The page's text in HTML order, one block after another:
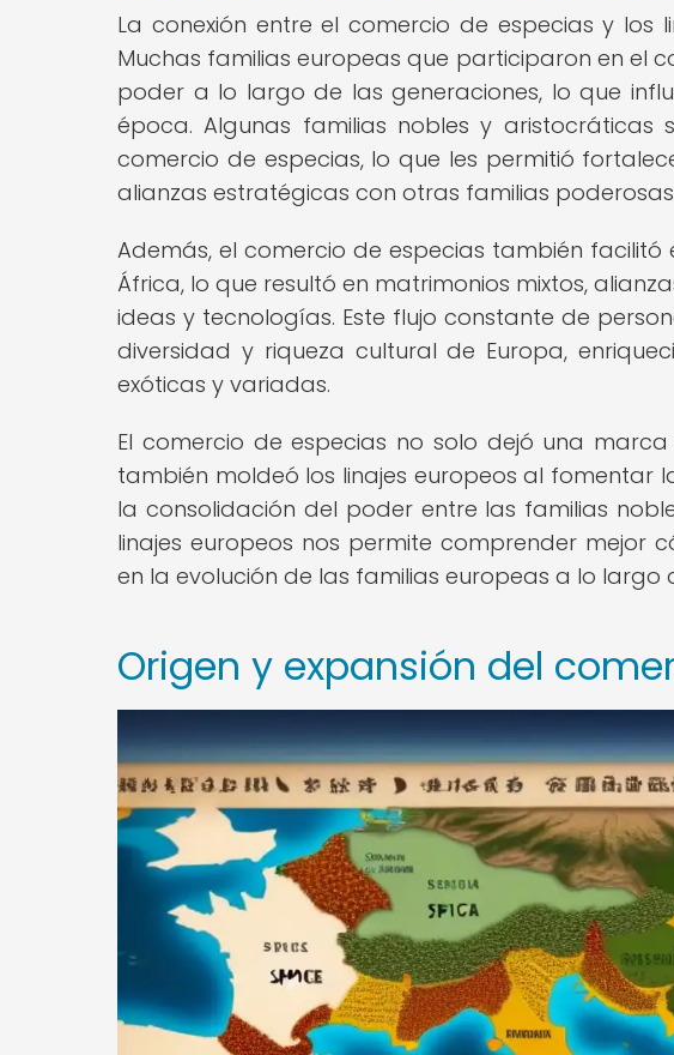
La conexión entre el comercio de especias y los
Muchas familias europeas que participaron en el
poder a lo largo de las generaciones, lo que
época. Algunas familias nobles y aristocráticas
comercio de especias, lo que les permitió
alianzas estratégicas con otras familias
Además, el comercio de especias también
África, lo que resultó en matrimonios mixtos,
ideas y tecnologías. Este flujo constante de
diversidad y riqueza cultural de Europa,
exóticas y variadas.
El comercio de especias no solo dejó una
también moldeó los linajes europeos al fomentar
la consolidación del poder entre las familias
linajes europeos nos permite comprender mejor
en la evolución de las familias europeas a lo largo
Origen y expansión del